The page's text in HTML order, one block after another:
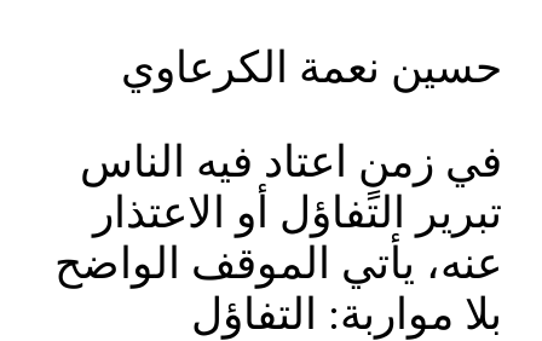
حسين نعمة الكرعاوي
في زمنٍ اعتاد فيه الناس
تبرير التفاؤل أو الاعتذار
عنه، يأتي الموقف الواضح
بلا مواربة: التفاؤل